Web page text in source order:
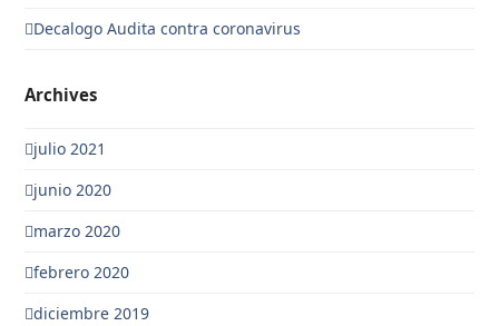
Decalogo Audita contra coronavirus
Archives
julio 2021
junio 2020
marzo 2020
febrero 2020
diciembre 2019